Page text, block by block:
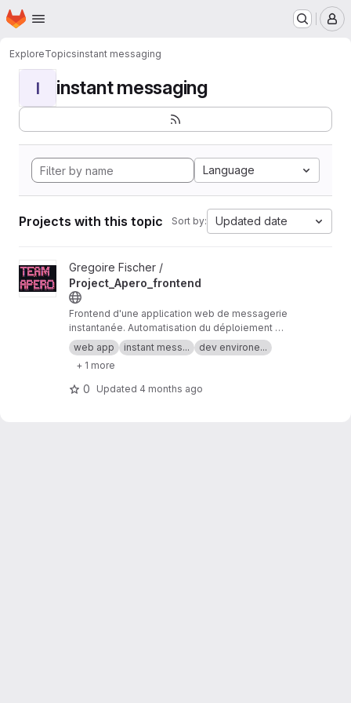
Skip to main content
Homepage
ExploreTopicsinstant messaging
I instant messaging
Language
Projects with this topic Sort by: Updated date
View Project_Apero_frontend project
Gregoire Fischer /
Project_Apero_frontend
Frontend d'une application web de messagerie
instantanée. Automatisation du déploiement de
l'environnnement de développement.
web app instant mess...
dev environe...
+ 1 more
0 Updated 4 months ago